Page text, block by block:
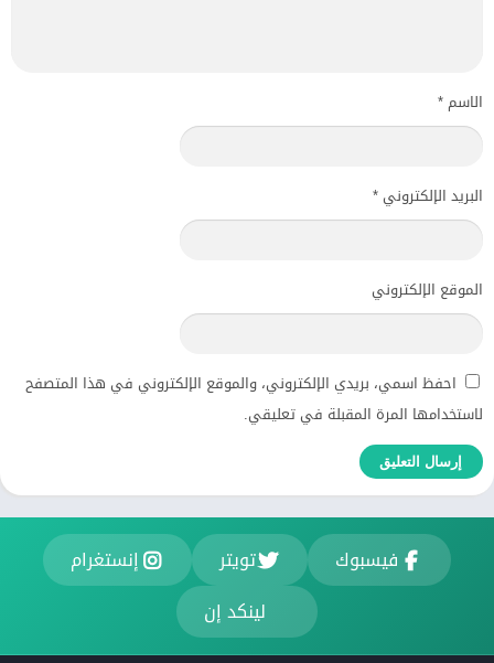
الاسم*
البريد الإلكتروني *
الموقع الإلكتروني
احفظ اسمي، بريدي الإلكتروني، والموقع الإلكتروني في هذا المتصفح
لاستخدامها المرة المقبلة في تعليقي.
فيسبوك تويتر
إنستغرام
لينكد إن